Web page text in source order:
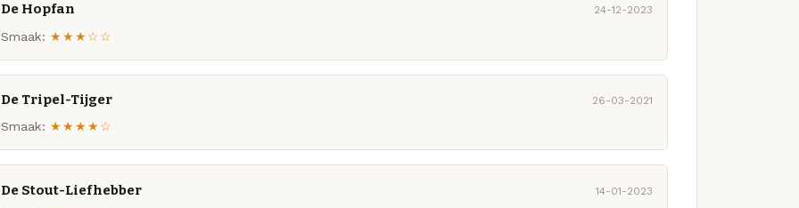
De Hopfan 24-12-2023
Smaak: ★★★☆☆
De Tripel-Tijger 26-03-2021
Smaak: ★★★★☆
De Stout-Liefhebber 14-01-2023